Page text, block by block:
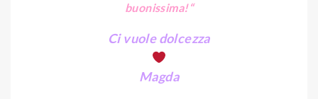
buonissima!“
Ci vuole dolcezza
Magda